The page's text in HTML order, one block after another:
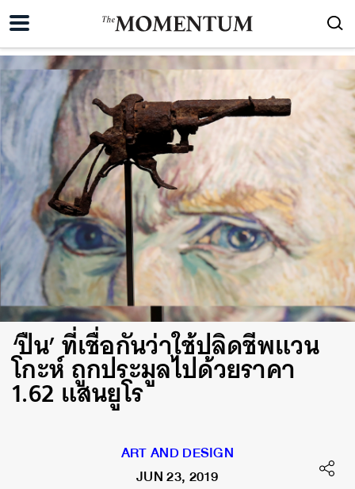
‘ปืน’ ที่เชื่อกันว่าใช้ปลิดชีพแวน
โกะห์ ถูกประมูลไปด้วยราคา
1.62 แสนยูโร
ART AND DESIGN
JUN 23, 2019